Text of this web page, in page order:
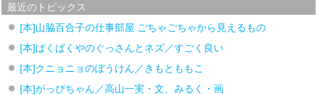
最近のトピックス
[本]山脇百合子の仕事部屋 ごちゃごちゃから見えるもの
[本]ぱくぱくやのぐっさんとネズ／すごく良い
[本]クニョニョのぼうけん／きもとももこ
[本]がっぴちゃん／高山一実・文、みるく・画